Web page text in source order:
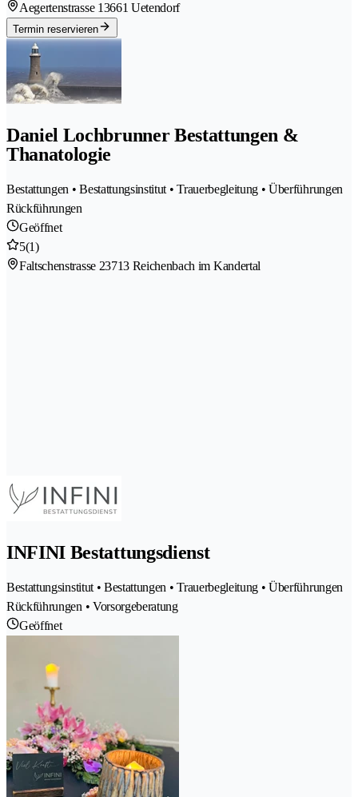
Aegertenstrasse 13661 Uetendorf
Termin reservieren
Daniel Lochbrunner Bestattungen &
Thanatologie
Bestattungen • Bestattungsinstitut • Trauerbegleitung • Überführungen
Rückführungen
Geöffnet
5(1)
Faltschenstrasse 23713 Reichenbach im Kandertal
INFINI Bestattungsdienst
Bestattungsinstitut • Bestattungen • Trauerbegleitung • Überführungen
Rückführungen • Vorsorgeberatung
Geöffnet